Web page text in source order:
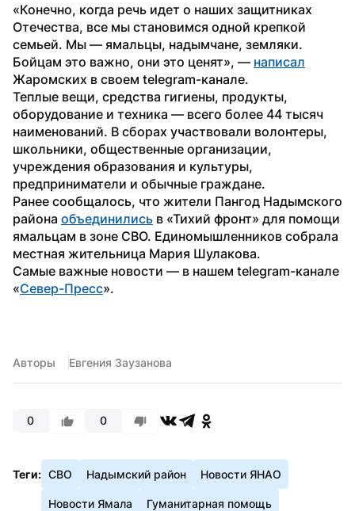
«Конечно, когда речь идет о наших защитниках
Отечества, все мы становимся одной крепкой
семьей. Мы — ямальцы, надымчане, земляки.
Бойцам это важно, они это ценят», — написал
Жаромских в своем telegram-канале.
Теплые вещи, средства гигиены, продукты,
оборудование и техника — всего более 44 тысяч
наименований. В сборах участвовали волонтеры,
школьники, общественные организации,
учреждения образования и культуры,
предприниматели и обычные граждане.
Ранее сообщалось, что жители Пангод Надымского
района объединились в «Тихий фронт» для помощи
ямальцам в зоне СВО. Единомышленников собрала
местная жительница Мария Шулакова.
Самые важные новости — в нашем telegram-канале
«Север-Пресс».
Авторы Евгения Заузанова
0 0
Теги: СВО Надымский район Новости ЯНАО
Новости Ямала Гуманитарная помощь